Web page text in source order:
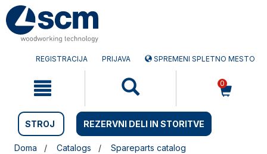
Preskočite
na
vsebino
Preskočite
na
navigacijski
REGISTRACIJA PRIJAVA SPREMENI SPLETNO MESTO
0
STROJ REZERVNI DELI IN STORITVE
Doma Catalogs
Spareparts catalog